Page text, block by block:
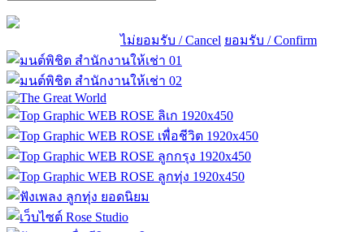
ไม่ยอมรับ / Cancel ยอมรับ / Confirm